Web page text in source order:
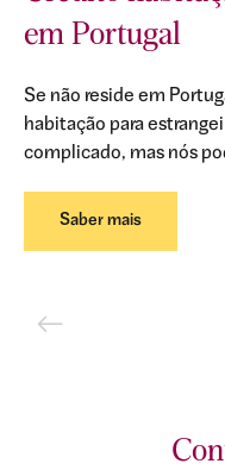
em Portugal
Se não reside em
habitação para
complicado, mas nós
Saber mais